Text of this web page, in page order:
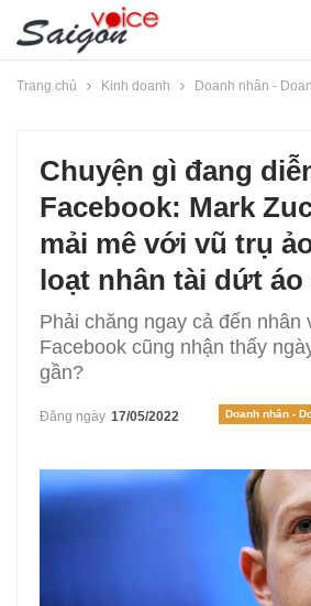
Trang chủ Kinh doanh Doanh nhân -
Chuyện gì đang
Facebook: Mark
mải mê với vũ trụ
loạt nhân tài dứt áo
Phải chăng ngay cả đến nhân
Facebook cũng nhận thấy
gần?
Doanh nhân -
Đăng ngày 17/05/2022